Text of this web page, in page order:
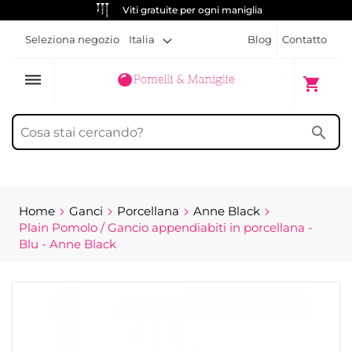
Viti gratuite per ogni maniglia
Blog Contatto
Seleziona negozio Italia
dehaze shopping_cart
Carrello
search
Home Ganci Porcellana
Anne Black
Plain Pomolo / Gancio appendiabiti in porcellana -
Blu - Anne Black